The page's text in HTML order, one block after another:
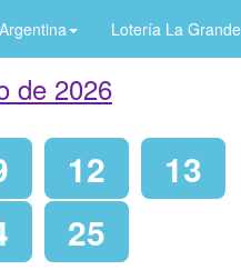
Lotería La Grande
de 2026
12
13
25